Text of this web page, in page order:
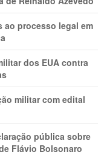
ao processo legal em
dos EUA contra
militar com edital
pública sobre
Flávio Bolsonaro